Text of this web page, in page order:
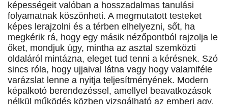
képességeit valóban a hosszadalmas tanulási
folyamatnak köszönheti. A megmutatott testeket
képes lerajzolni és a térben elhelyezni, sőt, ha
megkérik rá, hogy egy másik nézőpontból rajzolja le
őket, mondjuk úgy, mintha az asztal szemközti
oldaláról mintázna, eleget tud tenni a kérésnek. Szó
sincs róla, hogy ujjaival látna vagy hogy valamiféle
varázslat lenne a nyitja teljesítményének. Modern
képalkotó berendezéssel, amellyel beavatkozások
nélkül működés közben vizsgálható az emberi agy,